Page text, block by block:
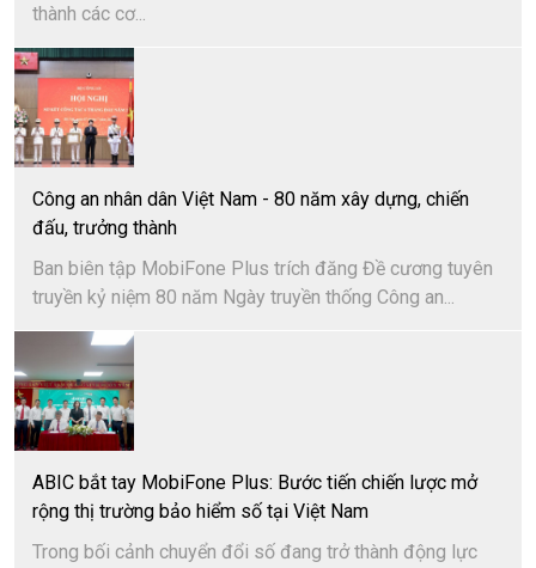
thành các cơ...
Công an nhân dân Việt Nam - 80 năm xây dựng, chiến
đấu, trưởng thành
Ban biên tập MobiFone Plus trích đăng Đề cương tuyên
truyền kỷ niệm 80 năm Ngày truyền thống Công an...
ABIC bắt tay MobiFone Plus: Bước tiến chiến lược mở
rộng thị trường bảo hiểm số tại Việt Nam
Trong bối cảnh chuyển đổi số đang trở thành động lực